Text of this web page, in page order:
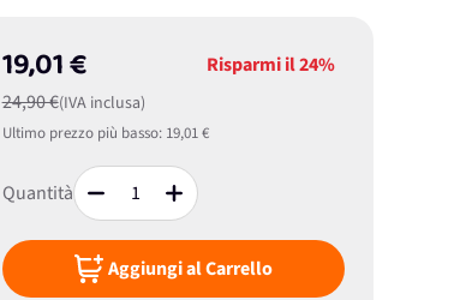
19,01 €
24,90 €(IVA inclusa)
Risparmi il24%
Ultimo prezzo più basso: 19,01 €
Quantità
Aggiungi al Carrello